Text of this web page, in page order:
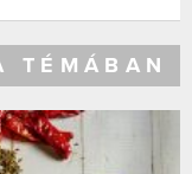
TÉMÁBAN